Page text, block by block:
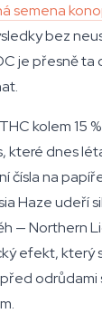
semena
bez
je přesně ta
kolem 15
které dnes
čísla na
Haze udeří
— Northern
efekt, který
odrůdami